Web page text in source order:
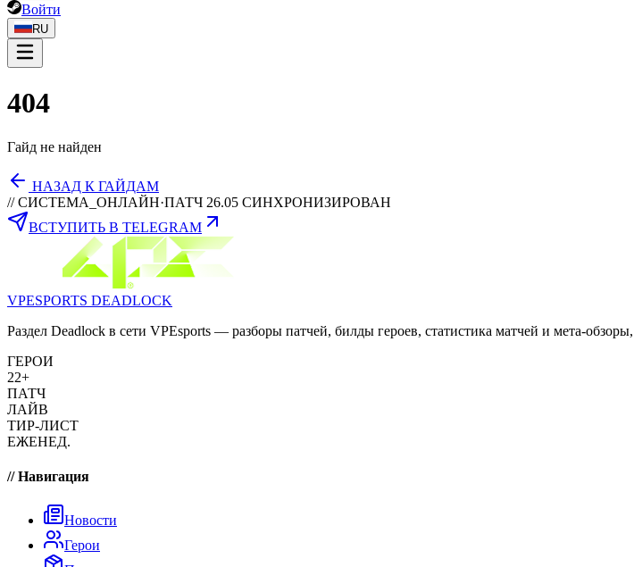
Войти
RU
404
Гайд не найден
НАЗАД К ГАЙДАМ
// СИСТЕМА_ОНЛАЙН·ПАТЧ 26.05 СИНХРОНИЗИРОВАН
ВСТУПИТЬ В TELEGRAM
VPESPORTS DEADLOCK
Раздел Deadlock в сети VPEsports — разборы патчей, билды героев, статистика матчей и мета-
ГЕРОИ
22+
ПАТЧ
ЛАЙВ
ТИР-ЛИСТ
ЕЖЕНЕД.
// Навигация
Новости
Герои